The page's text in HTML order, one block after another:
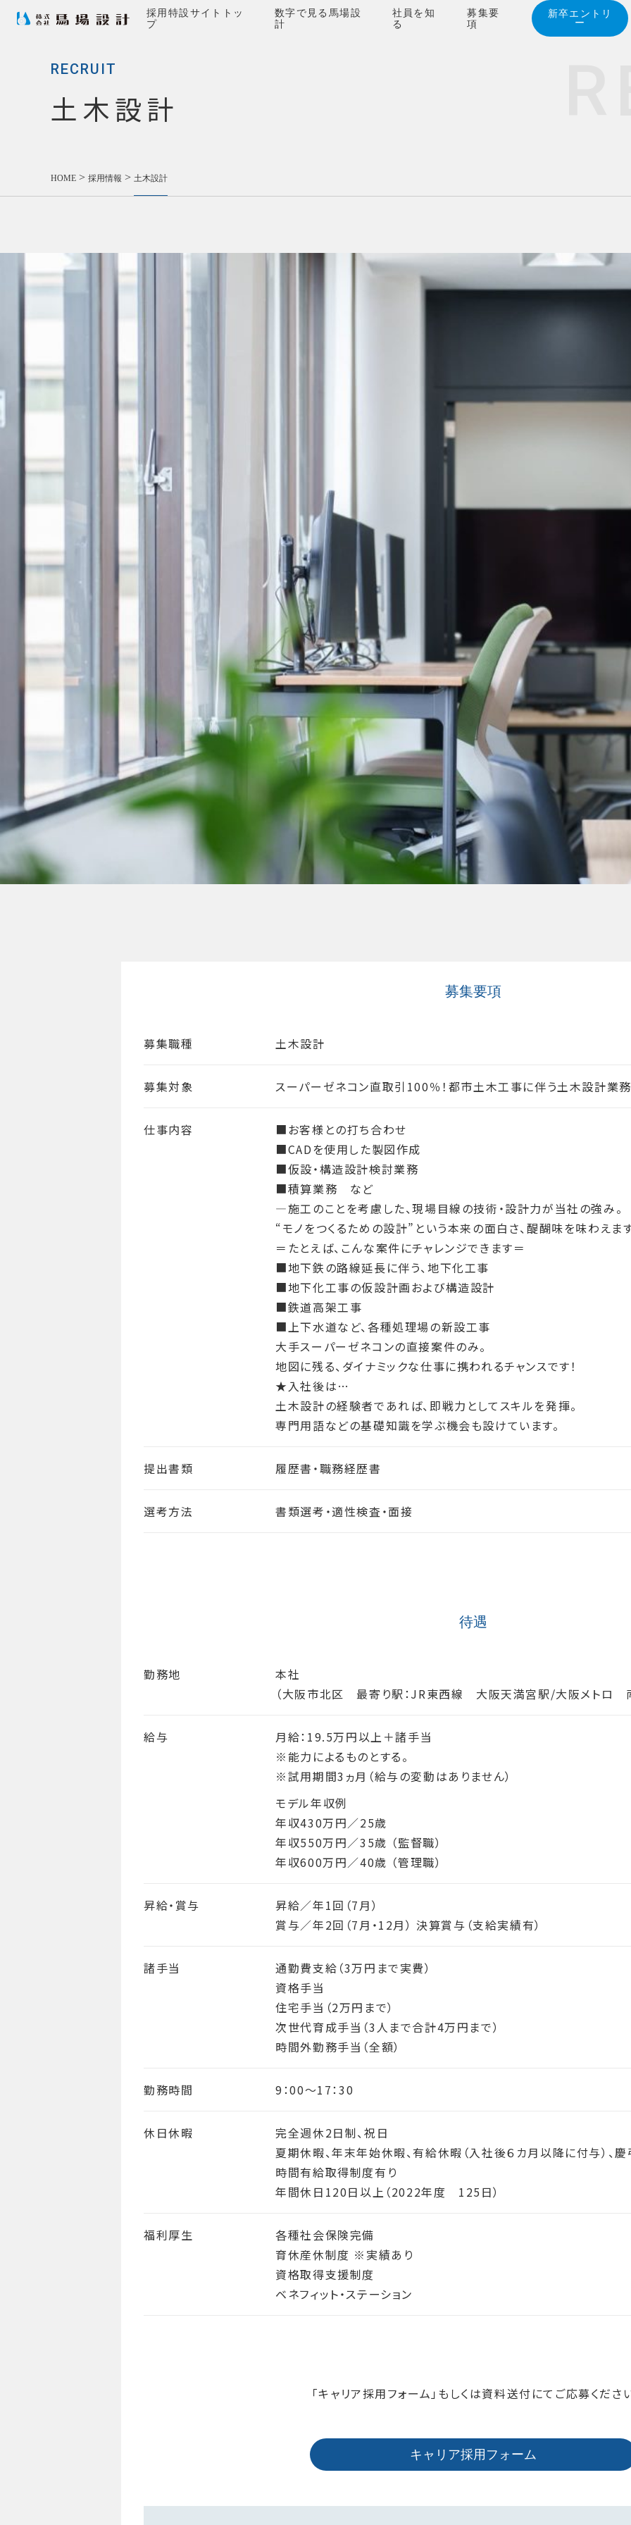
採用特設サイトトッ
プ
数字で見る馬場設
計
社員を知
る
募集要
項
新卒エントリ
ー
RECRUIT
土木設計
HOME > 採用情報 > 土木設計
募集要項
募集職種 土木設計
募集対象 スーパーゼネコン直取引100％！都市土木工事に伴う土木設計業務
仕事内容
■お客様との打ち合わせ
■CADを使用した製図作成
■仮設・構造設計検討業務
■積算業務 など
―施工のことを考慮した、現場目線の技術・設計力が当社の強み。
“モノをつくるための設計”という本来の面白さ、醍醐味を味わえま
＝たとえば、こんな案件にチャレンジできます＝
■地下鉄の路線延長に伴う、地下化工事
■地下化工事の仮設計画および構造設計
■鉄道高架工事
■上下水道など、各種処理場の新設工事
大手スーパーゼネコンの直接案件のみ。
地図に残る、ダイナミックな仕事に携われるチャンスです！
★入社後は…
土木設計の経験者であれば、即戦力としてスキルを発揮。
専門用語などの基礎知識を学ぶ機会も設けています。
提出書類 履歴書・職務経歴書
選考方法 書類選考・適性検査・面接
待遇
勤務地
本社
（大阪市北区 最寄り駅：JR東西線 大阪天満宮駅/大阪メトロ
給与
月給：19.5万円以上＋諸手当
※能力によるものとする。
※試用期間3ヵ月（給与の変動はありません）
モデル年収例
年収430万円／25歳
年収550万円／35歳 （監督職）
年収600万円／40歳 （管理職）
昇給・賞与
昇給／年1回（7月）
賞与／年2回（7月・12月） 決算賞与（支給実績有）
諸手当
通勤費支給（3万円まで実費）
資格手当
住宅手当（2万円まで）
次世代育成手当（3人まで合計4万円まで）
時間外勤務手当（全額）
勤務時間 9：00～17：30
休日休暇
完全週休2日制、祝日
夏期休暇、年末年始休暇、有給休暇（入社後６カ月以降に付与）、
時間有給取得制度有り
年間休日120日以上（2022年度 125日）
福利厚生
各種社会保険完備
育休産休制度 ※実績あり
資格取得支援制度
ベネフィット・ステーション
「キャリア採用フォーム」もしくは資料送付にてご応募くださ
キャリア採用フォーム